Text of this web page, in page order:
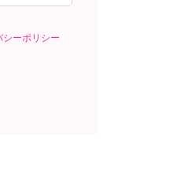
シーポリシー